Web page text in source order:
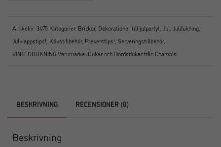
Artikelnr: 3475 Kategorier: Brickor, Dekorationer till julpartyt Jul Juldukning
Julklappstips! Kökstillbehör, Presenttips! Serveringstillbehör,
VINTERDUKNINGVarumärke: Dukar och Bordsdukar från Chamois
BESKRIVNING RECENSIONER (0)
Beskrivning